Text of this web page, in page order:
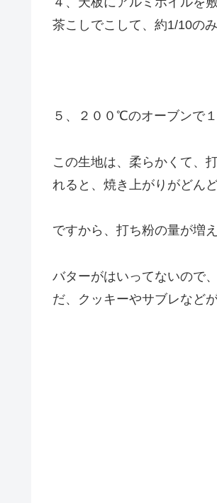
茶こしでこして、約1/10の
５、２００℃のオーブンで
この生地は、柔らかくて、
れると、焼き上がりがどん
ですから、打ち粉の量が増
バターがはいってないので
だ、クッキーやサブレなど